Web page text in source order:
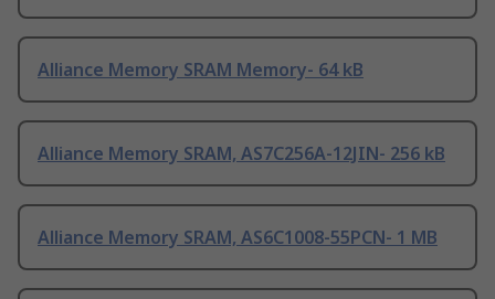
Alliance Memory SRAM Memory- 64 kB
Alliance Memory SRAM, AS7C256A-12JIN- 256 kB
Alliance Memory SRAM, AS6C1008-55PCN- 1 MB